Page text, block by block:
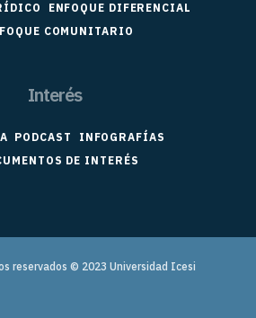
ENFOQUE DIFERENCIAL
COMUNITARIO
Interés
PODCAST
INFOGRAFÍAS
DE INTERÉS
reservados © 2023 Universidad Icesi